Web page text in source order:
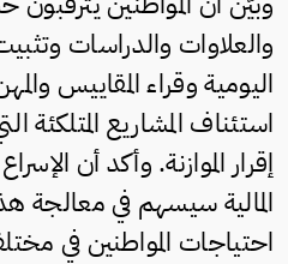
والعلاوات والدراسات
اليومية وقراء المقاييس
استئناف المشاريع
إقرار الموازنة. وأكد أن
المالية سيسهم في معالجة
احتياجات المواطنين في